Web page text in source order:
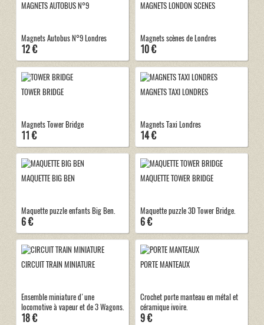
MAGNETS AUTOBUS N°9
Magnets Autobus N°9 Londres
12 €
MAGNETS LONDON SCENES
Magnets scènes de Londres
10 €
TOWER BRIDGE
Magnets Tower Bridge
11 €
MAGNETS TAXI LONDRES
Magnets Taxi Londres
14 €
MAQUETTE BIG BEN
Maquette puzzle enfants Big Ben.
6 €
MAQUETTE TOWER BRIDGE
Maquette puzzle 3D Tower Bridge.
6 €
CIRCUIT TRAIN MINIATURE
Ensemble miniature d'une
locomotive à vapeur et de 3 Wagons.
18 €
PORTE MANTEAUX
Crochet porte manteau en métal et
céramique ivoire.
9 €